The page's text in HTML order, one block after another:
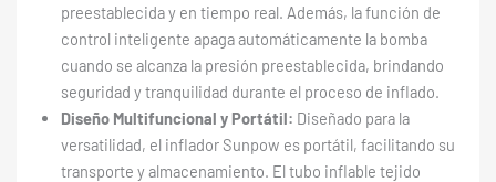
preestablecida y en tiempo real. Además, la función de
control inteligente apaga automáticamente la bomba
cuando se alcanza la presión preestablecida, brindando
seguridad y tranquilidad durante el proceso de inflado.
Diseño Multifuncional y Portátil: Diseñado para la
versatilidad, el inflador Sunpow es portátil, facilitando su
transporte y almacenamiento. El tubo inflable tejido